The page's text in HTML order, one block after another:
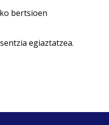
bertsioen
egiaztatzea.